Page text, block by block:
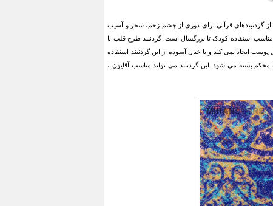
از گردنبندهای قرآنی برای دوری از چشم زخم، سحر و آسیب
استفاده کودک تا بزرگسال است. گردنبند طرح قلب با
نمی کند و با خیال آسوده از این گردنبند استفاده
محکم بسته می شود. این گردنبند می تواند مناسب آقایون ،